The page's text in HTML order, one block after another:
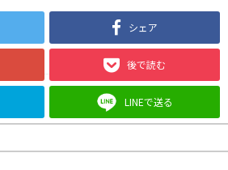
シェア
後で読む
LINEで送る